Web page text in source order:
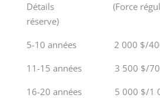
Détails (Force
réserve)
5-10 années 2 000 $/
11-15 années 3 500 $/
16-20 années 5 000 $/1